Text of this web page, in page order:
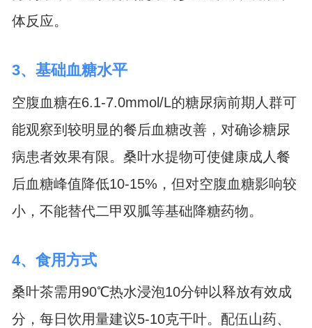
体反应。
3、基础血糖水平
空腹血糖在6.1-7.0mmol/L的糖尿病前期人群可
能观察到较明显的餐后血糖改善，对确诊糖尿
病患者效果有限。桑叶水提物可使健康成人餐
后血糖峰值降低10-15%，但对空腹血糖影响较
小，不能替代二甲双胍等基础降糖药物。
4、食用方式
桑叶茶需用90℃热水浸泡10分钟以释放有效成
分，每日饮用量建议5-10克干叶。配伍山药、